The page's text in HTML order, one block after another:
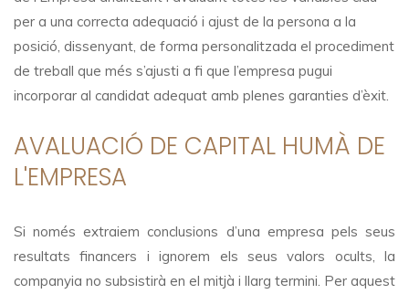
per a una correcta adequació i ajust de la persona a la
posició, dissenyant, de forma personalitzada el procediment
de treball que més s’ajusti a fi que l’empresa pugui
incorporar al candidat adequat amb plenes garanties d’èxit.
AVALUACIÓ DE CAPITAL HUMÀ DE
L'EMPRESA
Si només extraiem conclusions d’una empresa pels seus
resultats financers i ignorem els seus valors ocults, la
companyia no subsistirà en el mitjà i llarg termini. Per aquest